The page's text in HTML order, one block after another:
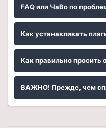
FAQ или ЧаВо по
Как устанавливать
Как правильно просить
ВАЖНО! Прежде, чем